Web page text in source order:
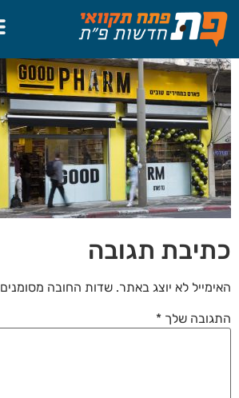
לתוכן
כתיבת תגובה
האימייל לא יוצג באתר. שדות החובה מסומנים
התגובה שלך *